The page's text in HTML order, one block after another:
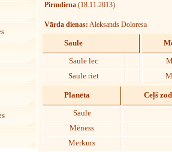
Pirmdiena (18.11.2013)
Vārda dienas: Aleksands Doloresa
Saule
Saule lec
Saule riet
Planēta Ceļš
Saule
Mēness
Merkurs